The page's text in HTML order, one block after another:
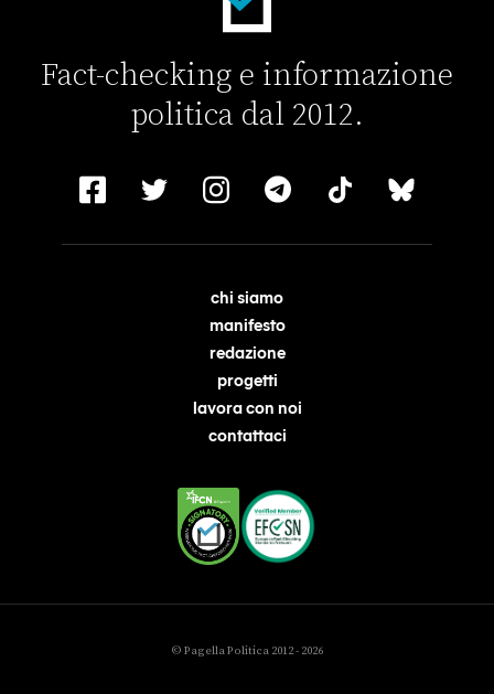
Fact-checking e informazione
politica dal 2012.
chi siamo
manifesto
redazione
progetti
lavora con noi
contattaci
© Pagella Politica 2012 - 2026